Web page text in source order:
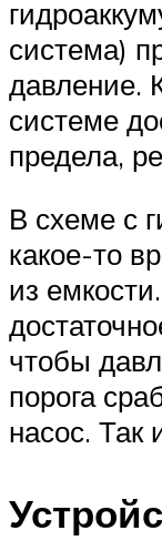
система)
давление.
системе
предела,
В схеме с
какое-то
из
чтобы
порога
насос. Так